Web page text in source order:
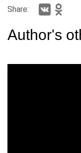
Share:
Author's